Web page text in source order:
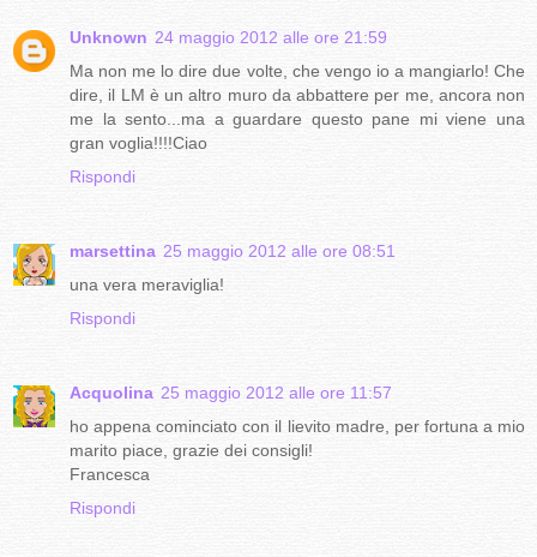
Unknown 24 maggio 2012 alle ore 21:59
Ma non me lo dire due volte, che vengo io a mangiarlo! Che
dire, il LM è un altro muro da abbattere per me, ancora non
me la sento...ma a guardare questo pane mi viene una
gran voglia!!!!Ciao
Rispondi
marsettina 25 maggio 2012 alle ore 08:51
una vera meraviglia!
Rispondi
Acquolina 25 maggio 2012 alle ore 11:57
ho appena cominciato con il lievito madre, per fortuna a mio
marito piace, grazie dei consigli!
Francesca
Rispondi